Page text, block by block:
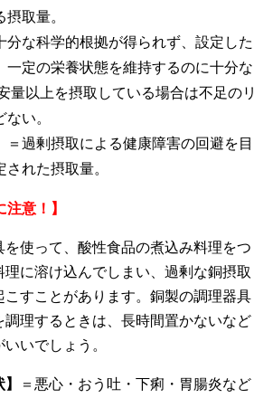
取量。
分な科学的根拠が得られず、設定した
一定の栄養状態を維持するのに十分な
量以上を摂取している場合は不足のリ
い。
＝過剰摂取による健康障害の回避を目
れた摂取量。
注意！】
を使って、酸性食品の煮込み料理をつ
理に溶け込んでしまい、過剰な銅摂取
こすことがあります。銅製の調理器具
調理するときは、長時間置かないなど
いでしょう。
＝悪心・おう吐・下痢・胃腸炎など